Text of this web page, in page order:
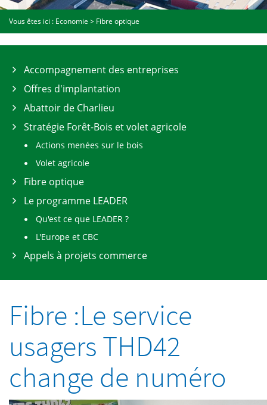
Vous êtes ici : Economie > Fibre optique
Accompagnement des entreprises
Offres d'implantation
Abattoir de Charlieu
Stratégie Forêt-Bois et volet agricole
Actions menées sur le bois
Volet agricole
Fibre optique
Le programme LEADER
Qu'est ce que LEADER ?
L'Europe et CBC
Appels à projets commerce
Fibre :Le service
usagers THD42
change de numéro